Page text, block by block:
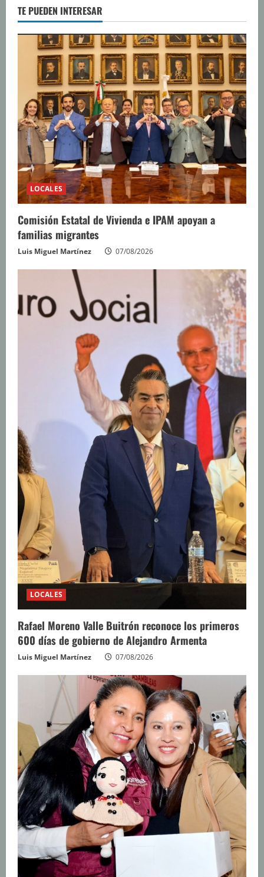
TE PUEDEN INTERESAR
LOCALES
Comisión Estatal de Vivienda e IPAM apoyan a
familias migrantes
Luis Miguel Martínez 07/08/2026
LOCALES
Rafael Moreno Valle Buitrón reconoce los primeros
600 días de gobierno de Alejandro Armenta
Luis Miguel Martínez 07/08/2026